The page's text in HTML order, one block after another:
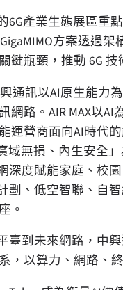
產業生態展區重
方案透過
鍵瓶頸，推動 6G 技
通訊以AI原生能力
網路。AIR MAX以
運營商面向AI時代
廣域無損、內生安
深度賦能家庭、校
劃、低空智聯、自
。
臺到未來網路，中
，以算力、網路、